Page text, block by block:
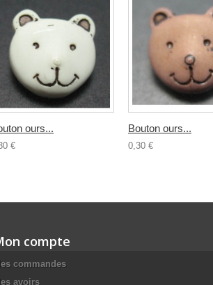
ours...
€
Bouton ours...
0,30 €
compte
commandes
avoirs